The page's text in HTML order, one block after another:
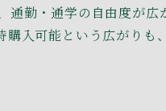
通勤・通学の自由度が
購入可能という広がり